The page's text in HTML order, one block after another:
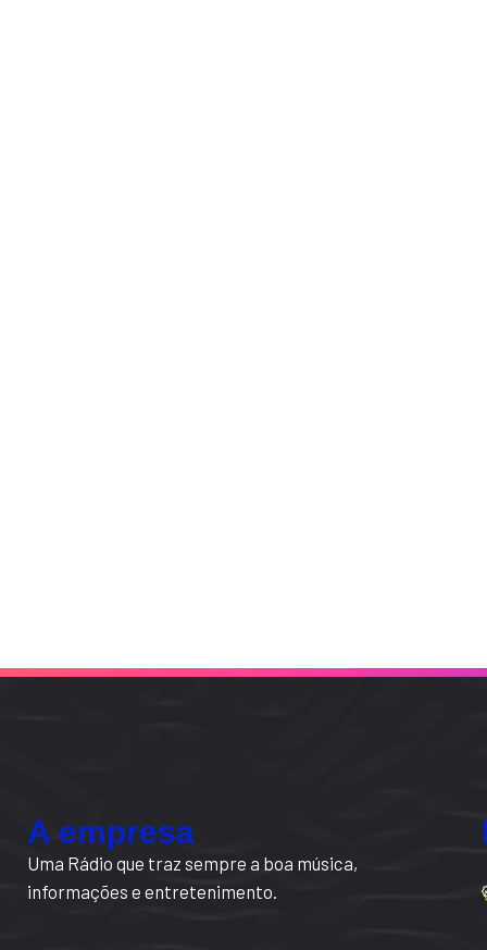
A empresa
Uma Rádio que traz sempre a boa música,
informações e entretenimento.